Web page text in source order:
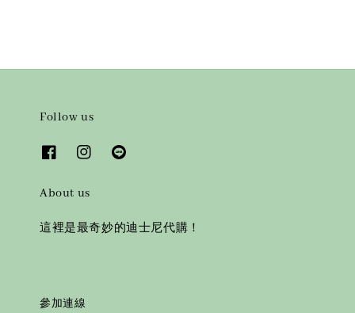
Follow us
About us
這裡是最奇妙的迪士尼代購！
參加連線